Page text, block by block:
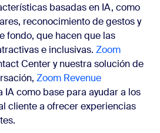
basadas en IA, como
reconocimiento de gestos y
fondo, que hacen que las
e inclusivas. Zoom
Center y nuestra solución de
Zoom Revenue
IA como base para ayudar a los
cliente a ofrecer experiencias